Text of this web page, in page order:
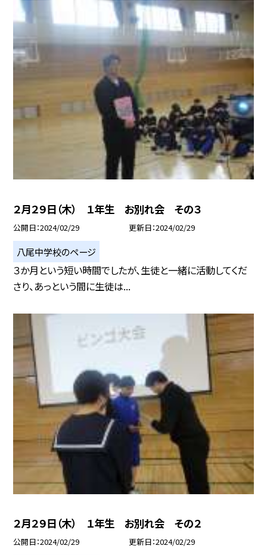
２月２９日（木） １年生 お別れ会 その３
公開日 2024/02/29 更新日 2024/02/29
八尾中学校のページ
３か月という短い時間でしたが、生徒と一緒に活動してくだ
さり、あっという間に生徒は...
２月２９日（木） １年生 お別れ会 その２
公開日 2024/02/29 更新日 2024/02/29